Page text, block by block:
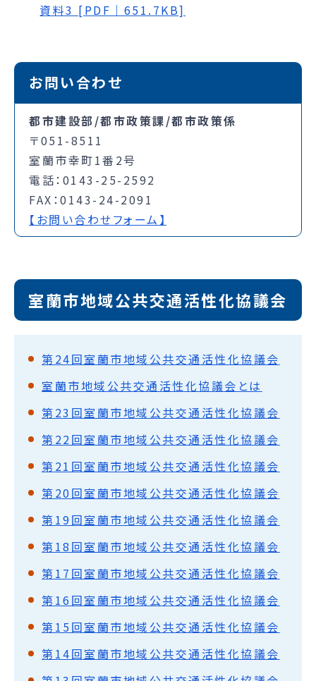
資料3 [PDF｜651.7KB]
お問い合わせ
都市建設部/都市政策課/都市政策係
〒051-8511
室蘭市幸町1番2号
電話：0143-25-2592
FAX：0143-24-2091
【お問い合わせフォーム】
室蘭市地域公共交通活性化協議会
第24回室蘭市地域公共交通活性化協議会
室蘭市地域公共交通活性化協議会とは
第23回室蘭市地域公共交通活性化協議会
第22回室蘭市地域公共交通活性化協議会
第21回室蘭市地域公共交通活性化協議会
第20回室蘭市地域公共交通活性化協議会
第19回室蘭市地域公共交通活性化協議会
第18回室蘭市地域公共交通活性化協議会
第17回室蘭市地域公共交通活性化協議会
第16回室蘭市地域公共交通活性化協議会
第15回室蘭市地域公共交通活性化協議会
第14回室蘭市地域公共交通活性化協議会